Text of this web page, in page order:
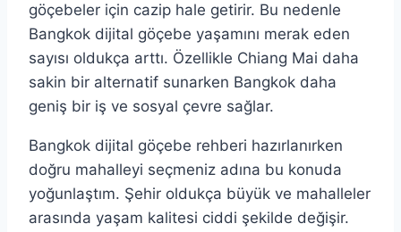
göçebeler için cazip hale getirir. Bu nedenle
Bangkok dijital göçebe yaşamını merak eden
sayısı oldukça arttı. Özellikle Chiang Mai daha
sakin bir alternatif sunarken Bangkok daha
geniş bir iş ve sosyal çevre sağlar.
Bangkok dijital göçebe rehberi hazırlanırken
doğru mahalleyi seçmeniz adına bu konuda
yoğunlaştım. Şehir oldukça büyük ve mahalleler
arasında yaşam kalitesi ciddi şekilde değişir.